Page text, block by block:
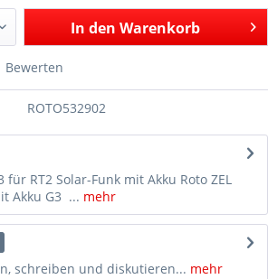
In den Warenkorb
Bewerten
ROTO532902
für RT2 Solar-Funk mit Akku Roto ZEL
Akku G3 ... mehr
schreiben und diskutieren... mehr